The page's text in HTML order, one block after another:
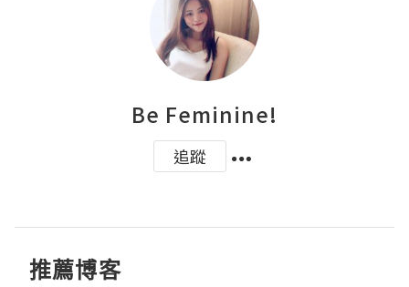
Be Feminine!
追蹤
推薦博客